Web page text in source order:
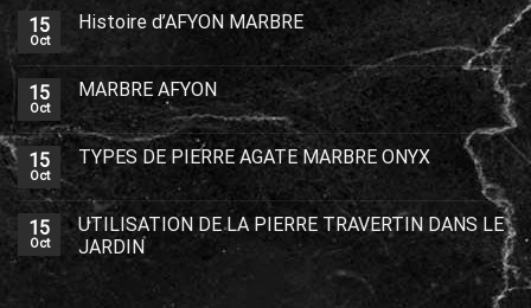
15
Oct
Histoire d’AFYON MARBRE
15
Oct
MARBRE AFYON
15
Oct
TYPES DE PIERRE AGATE MARBRE ONYX
15
Oct
UTILISATION DE LA PIERRE TRAVERTIN DANS LE
JARDIN